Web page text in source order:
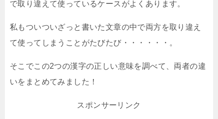
で取り違えて使っているケースがよくあります。
私もついついざっと書いた文章の中で両方を取り違え
て使ってしまうことがたびたび・・・・・・。
そこでこの2つの漢字の正しい意味を調べて、両者の違
いをまとめてみました！
スポンサーリンク